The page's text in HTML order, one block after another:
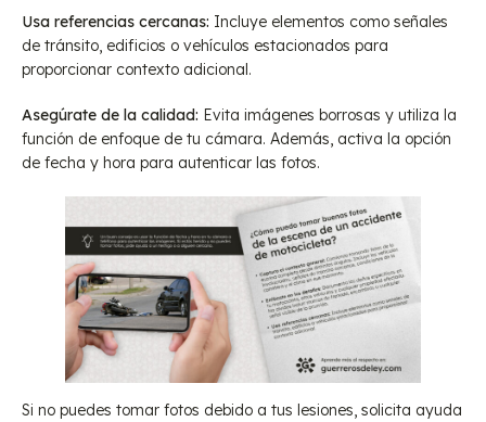
Usa referencias cercanas: Incluye elementos como señales
de tránsito, edificios o vehículos estacionados para
proporcionar contexto adicional.
Asegúrate de la calidad: Evita imágenes borrosas y utiliza la
función de enfoque de tu cámara. Además, activa la opción
de fecha y hora para autenticar las fotos.
Si no puedes tomar fotos debido a tus lesiones, solicita ayuda